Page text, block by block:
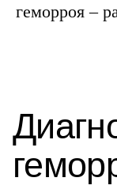
геморроя –